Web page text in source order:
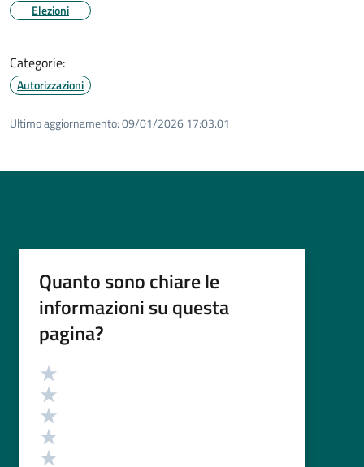
Elezioni
Categorie:
Autorizzazioni
Ultimo aggiornamento:09/01/2026 17:03.01
Quanto sono chiare le
informazioni su questa
pagina?
Valutazione